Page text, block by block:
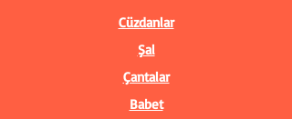
Cüzdanlar
Şal
Çantalar
Babet